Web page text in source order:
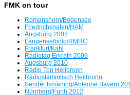
Antenne Austria
Interview mit dem
Tag der offenen Tür
FMK on tour
Romanshorn/Bodensee
Friedrichshafen/HAM
Augsburg 2008
Langenselbold/RMRC
Frankfurt/Kahl
Radiotag Erkrath 2009
Augsburg 2010
Radio Ton Heilbronn
Radiostammtisch Heilbronn
Sender Ismaning/Antenne Bayern
Nürnberg/Fürth 2012